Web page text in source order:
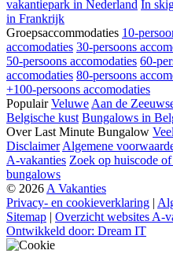
vakantiepark in Nederland In
in Frankrijk
Groepsaccommodaties 10-
accomodaties 30-persoons
50-persoons accomodaties 60-
accomodaties 80-persoons
+100-persoons accomodaties
Populair Veluwe Aan de
Belgische kust Bungalows in
Over Last Minute Bungalow
Disclaimer Algemene
A-vakanties Zoek op huiscode
bungalows
© 2026 A Vakanties
Privacy- en cookieverklaring |
Sitemap | Overzicht websites A-
Ontwikkeld door: Dream IT